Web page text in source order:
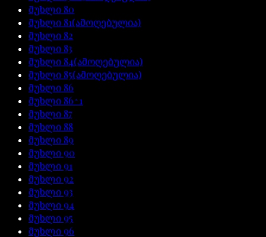
მუხლი 80
მუხლი 81(ამოღებულია)
მუხლი 82
მუხლი 83
მუხლი 84(ამოღებულია)
მუხლი 85(ამოღებულია)
მუხლი 86
მუხლი 86^1
მუხლი 87
მუხლი 88
მუხლი 89
მუხლი 90
მუხლი 91
მუხლი 92
მუხლი 93
მუხლი 94
მუხლი 95
მუხლი 96